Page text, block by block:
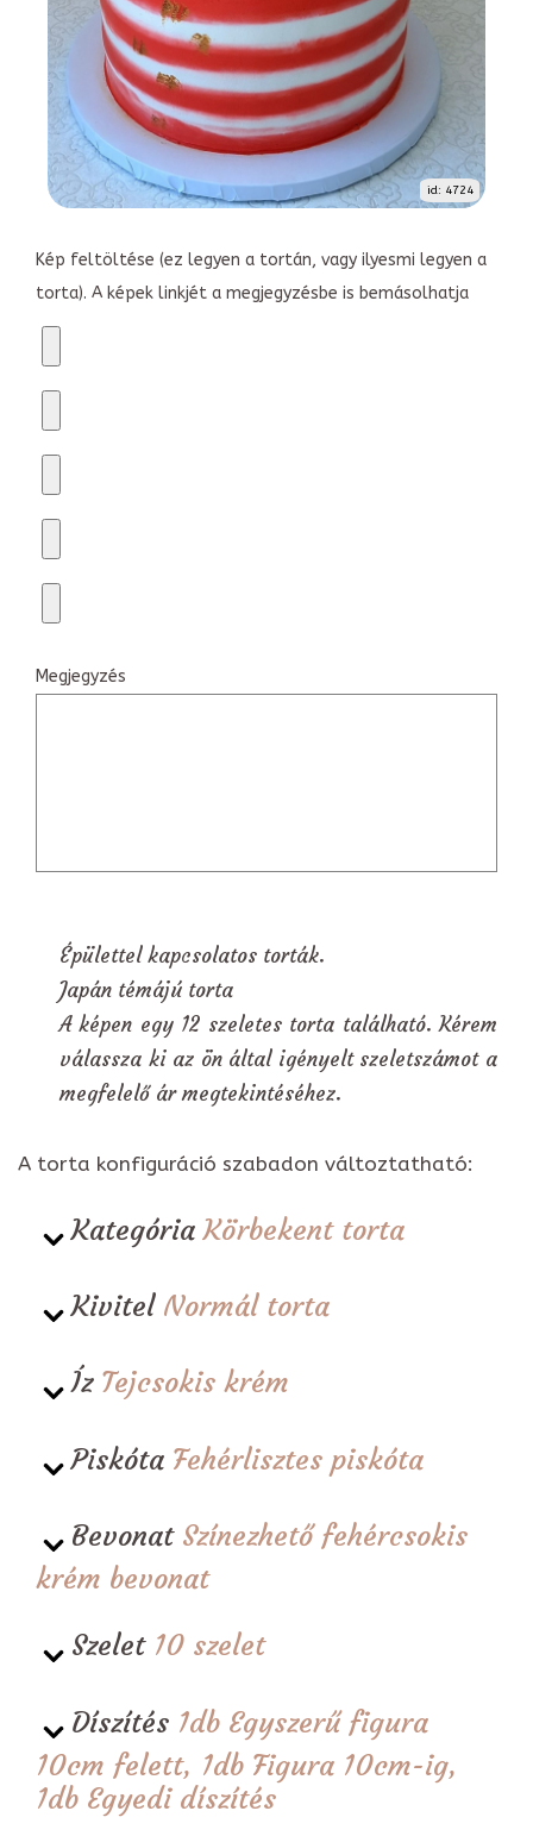
id: 4724
Kép feltöltése (ez legyen a tortán, vagy ilyesmi legyen a
torta). A képek linkjét a megjegyzésbe is bemásolhatja
Megjegyzés
Épülettel kapcsolatos torták.
Japán témájú torta
A képen egy 12 szeletes torta található. Kérem
válassza ki az ön által igényelt szeletszámot a
megfelelő ár megtekintéséhez.
A torta konfiguráció szabadon változtatható:
KategóriaKörbekent torta
Kivitel Normál torta
Íz Tejcsokis krém
Piskóta Fehérlisztes piskóta
Bevonat Színezhető fehércsokis
krém bevonat
Szelet 10 szelet
Díszítés 1db Egyszerű figura
10cm felett, 1db Figura 10cm-ig,
1db Egyedi díszítés